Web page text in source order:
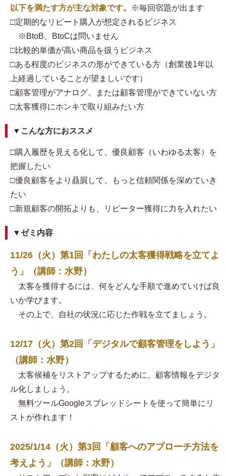
以下を満たす方が主な対象です。
※毎回宿題が出ます
□定期的なリピート購入が想定されるビジネス
※BtoB、BtoCは問いません
□比較的単価が高い商品を扱うビジネス
□ある程度のビジネスの形ができている方（創業後1年以
上経過していることが望ましいです）
□顧客管理がアナログ、または顧客管理ができていない方
□太客獲得にホンキで取り組みたい方
▼こんな方におススメ
□購入履歴を見える化して、優良顧客（いわゆる太客）を
把握したい
□優良顧客をより贔屓して、もっと信頼関係を深めていき
たい
□新規顧客の開拓よりも、リピーター獲得に力を入れたい
▼ゼミ内容
11/26（火）第1回「わたしの太客獲得戦略を立てよ
う」（講師：水野）
太客を獲得するには、何をどんな手順で進めていけば良
いか学びます。
その上で、自社の状況に応じた作戦を立てましょう。
12/17（火）第2回「デジタルで顧客管理をしよう」
（講師：水野）
太客候補をリストアップするために、顧客情報をデジタ
ル化しましょう。
無料ツールGoogleスプレッドシートを使って簡単にリ
ストが作れます！
2025/1/14（火）第3回「顧客へのアプローチ方法を
考えよう」（講師：水野）